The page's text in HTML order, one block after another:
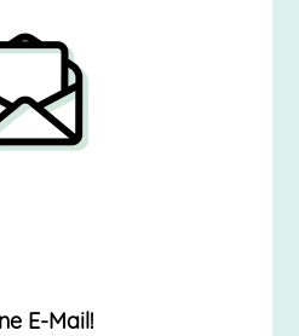
E-Mail!